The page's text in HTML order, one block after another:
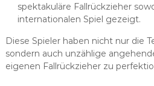
spektakuläre Fallrückzieher
internationalen Spiel gezeigt.
Diese Spieler haben nicht nur die
sondern auch unzählige
eigenen Fallrückzieher zu